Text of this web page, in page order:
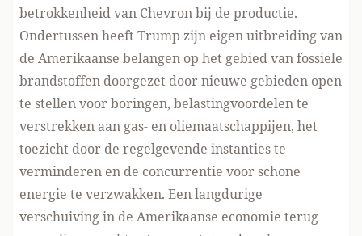
betrokkenheid van Chevron bij de productie.
Ondertussen heeft Trump zijn eigen uitbreidingvan
de Amerikaanse belangen op het gebied van fossiele
brandstoffen doorgezet door nieuwe gebieden open
te stellen voor boringen, belastingvoordelen te
verstrekken aan gas- en oliemaatschappijen, het
toezicht door de regelgevende instanties te
verminderen en de concurrentie voor schone
energie te verzwakken. Een langdurige
verschuiving in de Amerikaanse economie terug